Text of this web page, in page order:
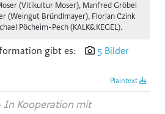
im Zillertal
(Vitikultur Moser), Manfred Gröbel
(Weingut Bründlmayer), Florian Czink
Pöcheim-Pech (KALK&KEGEL).
gibt es: 5 Bilder
Plaintext
In Kooperation mit